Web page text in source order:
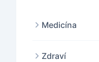
Medicína
Zdraví